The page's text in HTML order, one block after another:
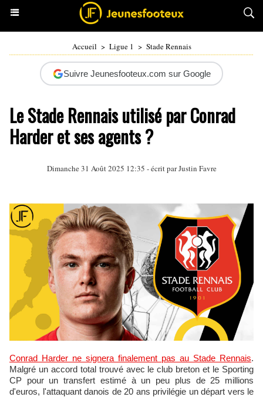
Accueil > Ligue 1 > Stade Rennais
Suivre Jeunesfooteux.com sur Google
Le Stade Rennais utilisé par Conrad
Harder et ses agents ?
Dimanche 31 Août 2025 12:35 - écrit parJustin Favre
Conrad Harder ne signera finalement pas au Stade Rennais.
Malgré un accord total trouvé avec le club breton et le Sporting
CP pour un transfert estimé à un peu plus de 25 millions
d'euros, l'attaquant danois de 20 ans privilégie un départ vers le